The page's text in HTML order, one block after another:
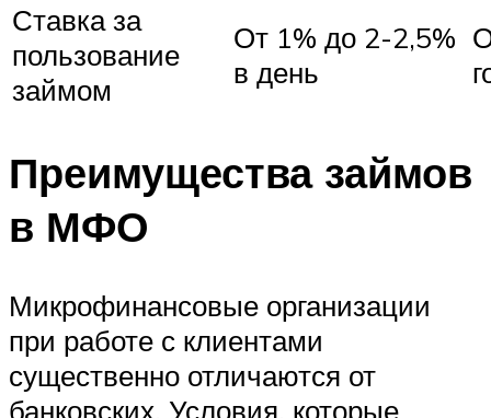
Ставка за
пользование
займом
От 1% до 2-2,5%
в день
Преимущества займов
в МФО
Микрофинансовые организации
при работе с клиентами
существенно отличаются от
банковских. Условия, которые